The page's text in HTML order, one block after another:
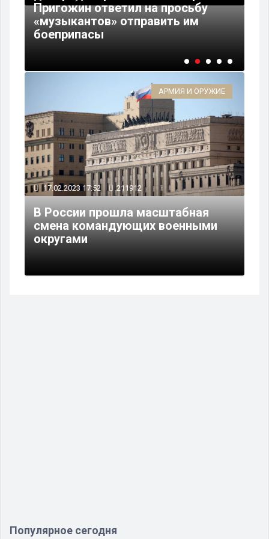
Пригожин ответил на просьбу
«музыкантов» отправить им
боеприпасы
АРМИЯ И ОРУЖИЕ
17.02.2023 17:52 211912
В России прошла масштабная
смена командующих военными
округами
Популярное сегодня